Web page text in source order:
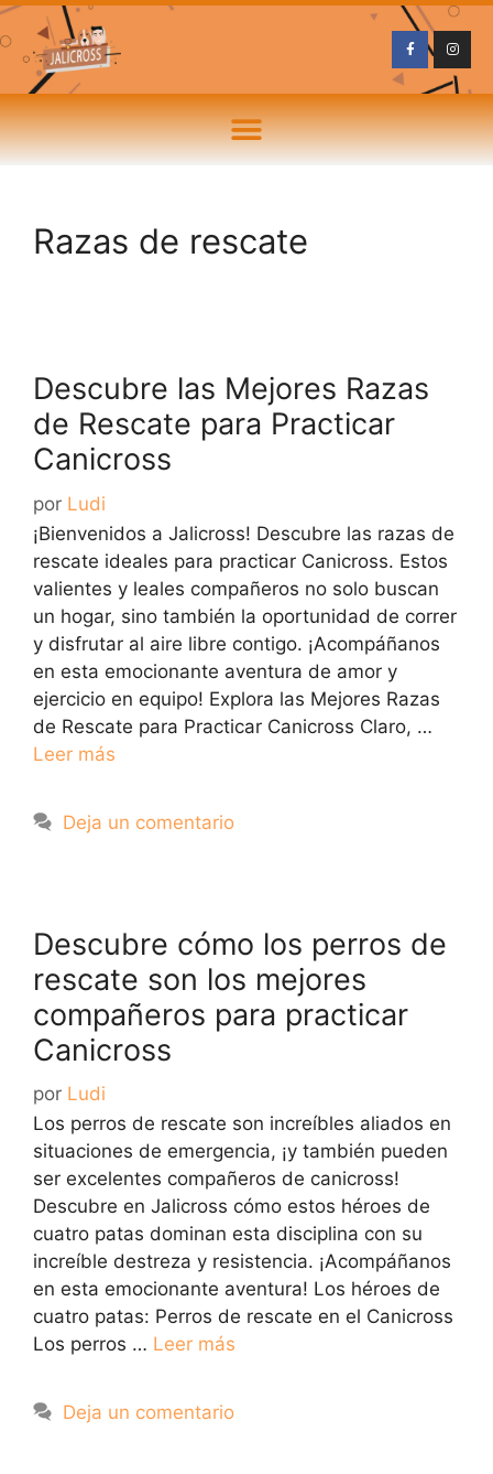
Razas de rescate
Descubre las Mejores Razas
de Rescate para Practicar
Canicross
por Ludi
¡Bienvenidos a Jalicross! Descubre las razas de
rescate ideales para practicar Canicross. Estos
valientes y leales compañeros no solo buscan
un hogar, sino también la oportunidad de correr
y disfrutar al aire libre contigo. ¡Acompáñanos
en esta emocionante aventura de amor y
ejercicio en equipo! Explora las Mejores Razas
de Rescate para Practicar Canicross Claro, …
Leer más
Deja un comentario
Descubre cómo los perros de
rescate son los mejores
compañeros para practicar
Canicross
por Ludi
Los perros de rescate son increíbles aliados en
situaciones de emergencia, ¡y también pueden
ser excelentes compañeros de canicross!
Descubre en Jalicross cómo estos héroes de
cuatro patas dominan esta disciplina con su
increíble destreza y resistencia. ¡Acompáñanos
en esta emocionante aventura! Los héroes de
cuatro patas: Perros de rescate en el Canicross
Los perros … Leer más
Deja un comentario